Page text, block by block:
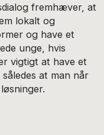
fremhæver, at
lokalt og
og have et
unge, hvis
vigtigt at have et
at man når